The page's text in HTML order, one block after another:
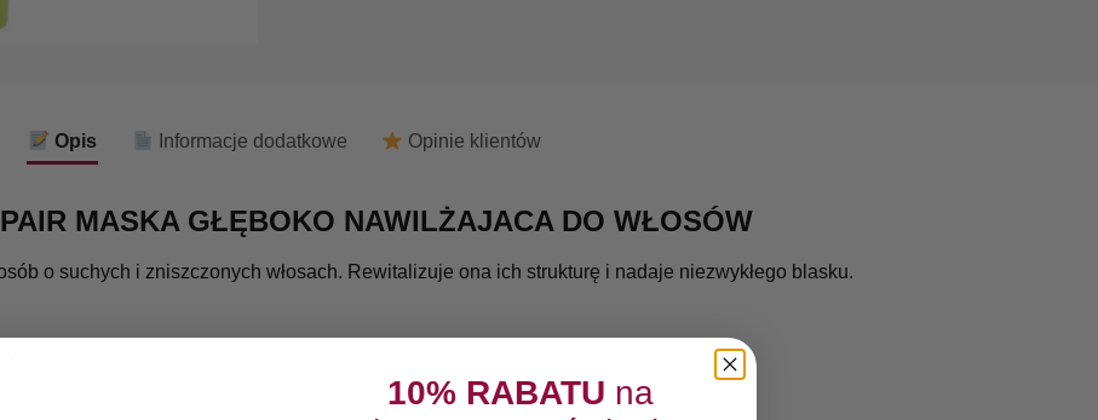
Opis Informacje dodatkowe Opinie klientów
MASKA GŁĘBOKO NAWILŻAJACA DO WŁOSÓW
o suchych i zniszczonych włosach. Rewitalizuje ona ich strukturę i nadaje niezwykłego blasku.
10% RABATU na